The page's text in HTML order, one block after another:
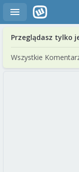
Przeglądasz tylko
Wszystkie